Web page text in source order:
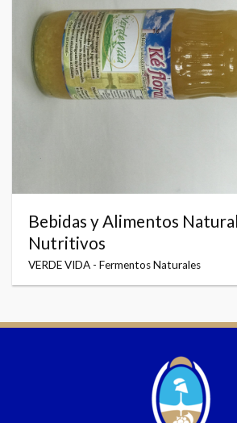
Bebidas y Alimentos
Nutritivos
VERDE VIDA - Fermentos Naturales